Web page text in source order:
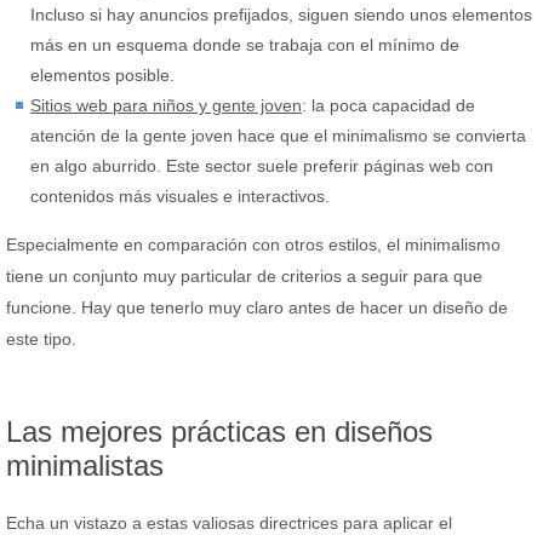
Incluso si hay anuncios prefijados, siguen siendo unos elementos
más en un esquema donde se trabaja con el mínimo de
elementos posible.
Sitios web para niños y gente joven: la poca capacidad de
atención de la gente joven hace que el minimalismo se convierta
en algo aburrido. Este sector suele preferir páginas web con
contenidos más visuales e interactivos.
Especialmente en comparación con otros estilos, el minimalismo
tiene un conjunto muy particular de criterios a seguir para que
funcione. Hay que tenerlo muy claro antes de hacer un diseño de
este tipo.
Las mejores prácticas en diseños
minimalistas
Echa un vistazo a estas valiosas directrices para aplicar el